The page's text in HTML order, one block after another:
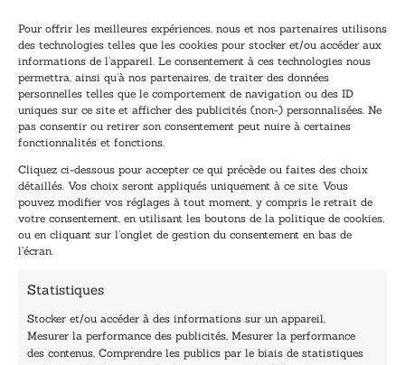
Pour offrir les meilleures expériences, nous et nos partenaires utilisons
des technologies telles que les cookies pour stocker et/ou accéder aux
informations de l’appareil. Le consentement à ces technologies nous
permettra, ainsi qu’à nos partenaires, de traiter des données
personnelles telles que le comportement de navigation ou des ID
uniques sur ce site et afficher des publicités (non-) personnalisées. Ne
pas consentir ou retirer son consentement peut nuire à certaines
fonctionnalités et fonctions.
Cliquez ci-dessous pour accepter ce qui précède ou faites des choix
détaillés. Vos choix seront appliqués uniquement à ce site. Vous
pouvez modifier vos réglages à tout moment, y compris le retrait de
votre consentement, en utilisant les boutons de la politique de cookies,
ou en cliquant sur l’onglet de gestion du consentement en bas de
l’écran.
Statistiques
Stocker et/ou accéder à des informations sur un appareil,
Mesurer la performance des publicités, Mesurer la performance
des contenus, Comprendre les publics par le biais de statistiques
Inscription à la newsletter
Inscrivez-vous à notre newsletter et recevez nos
dernières nouvelles.
-
m
a
i
l
a
i
l
E
m
a
i
l
*
TENEZ-MOI AU COURANT !